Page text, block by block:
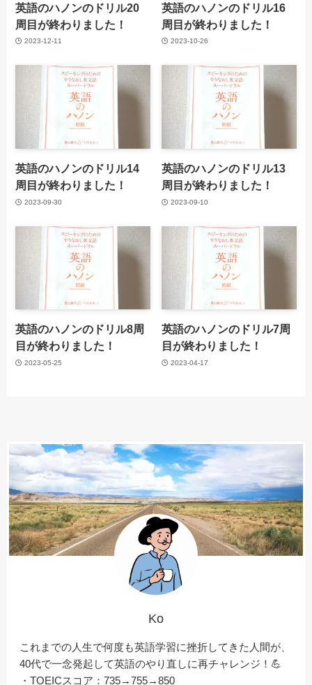
英語のハノンのドリル20
周目が終わりました！
2023-12-11
英語のハノンのドリル16
周目が終わりました！
2023-10-26
英語のハノンのドリル14
周目が終わりました！
2023-09-30
英語のハノンのドリル13
周目が終わりました！
2023-09-10
英語のハノンのドリル8周
目が終わりました！
2023-05-25
英語のハノンのドリル7周
目が終わりました！
2023-04-17
Ko
これまでの人生で何度も英語学習に挫折してきた人間が、
40代で一念発起して英語のやり直しに再チャレンジ！💪
・TOEICスコア：735→755→850